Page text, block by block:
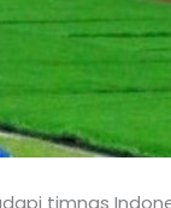
timnas